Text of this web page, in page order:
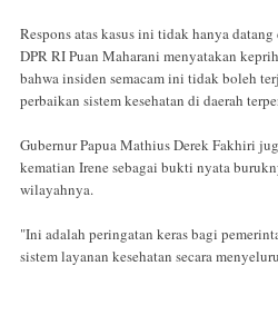
Respons atas kasus ini tidak hanya
DPR RI Puan Maharani menyatakan
bahwa insiden semacam ini tidak boleh
perbaikan sistem kesehatan di daerah
Gubernur Papua Mathius Derek Fakhiri
kematian Irene sebagai bukti nyata
wilayahnya.
"Ini adalah peringatan keras bagi
sistem layanan kesehatan secara